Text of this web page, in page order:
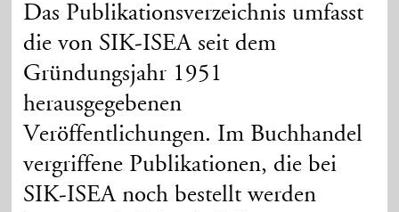
Das Publikationsverzeichnis umfasst
die von SIK-ISEA seit dem
Gründungsjahr 1951
herausgegebenen
Veröffentlichungen. Im Buchhandel
vergriffene Publikationen, die bei
SIK-ISEA noch bestellt werden